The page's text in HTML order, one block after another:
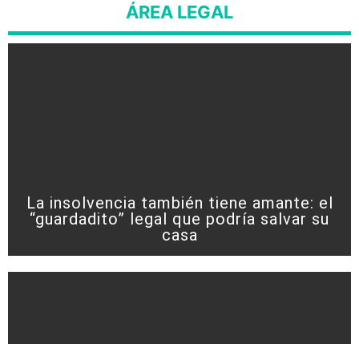
ÁREA LEGAL
La insolvencia también tiene amante: el
“guardadito” legal que podría salvar su
casa